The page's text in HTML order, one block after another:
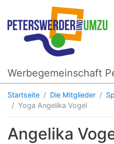
Werbegemeinschaft
Startseite Die Mitglieder
Yoga Angelika Vogel
Angelika